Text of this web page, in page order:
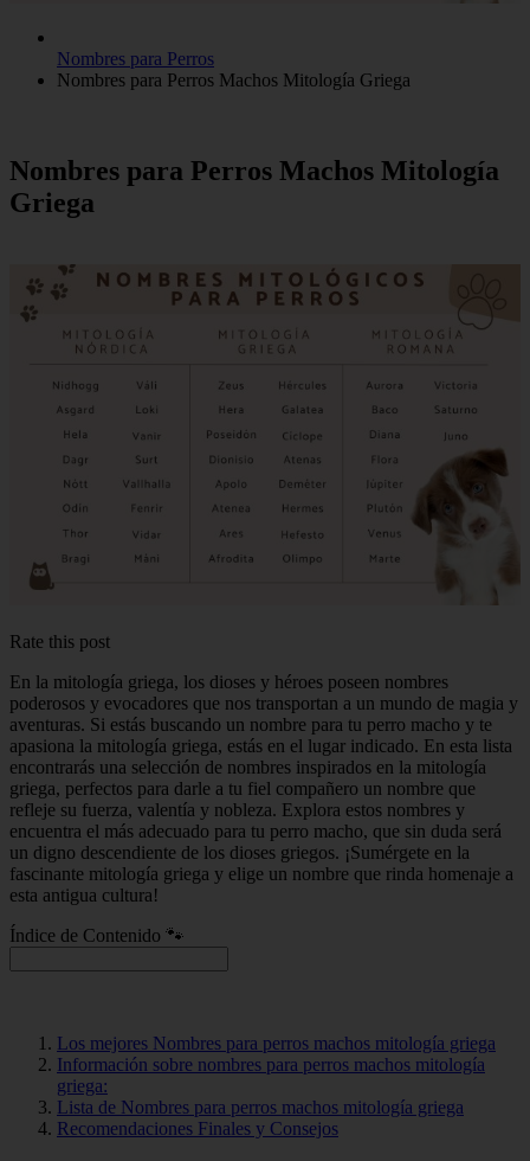
Nombres para Perros
Nombres para Perros Machos Mitología Griega
Nombres para Perros Machos Mitología
Griega
Rate this post
En la mitología griega, los dioses y héroes poseen nombres
poderosos y evocadores que nos transportan a un mundo de magia y
aventuras. Si estás buscando un nombre para tu perro macho y te
apasiona la mitología griega, estás en el lugar indicado. En esta lista
encontrarás una selección de nombres inspirados en la mitología
griega, perfectos para darle a tu fiel compañero un nombre que
refleje su fuerza, valentía y nobleza. Explora estos nombres y
encuentra el más adecuado para tu perro macho, que sin duda será
un digno descendiente de los dioses griegos. ¡Sumérgete en la
fascinante mitología griega y elige un nombre que rinda homenaje a
esta antigua cultura!
Índice de Contenido 🐾
Los mejores Nombres para perros machos mitología griega
Información sobre nombres para perros machos mitología
griega:
Lista de Nombres para perros machos mitología griega
Recomendaciones Finales y Consejos